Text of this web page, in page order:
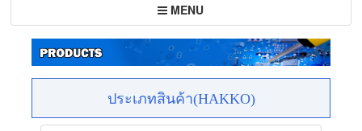
Toggle
navigation
MENU
ประเภทสินค้า(HAKKO)